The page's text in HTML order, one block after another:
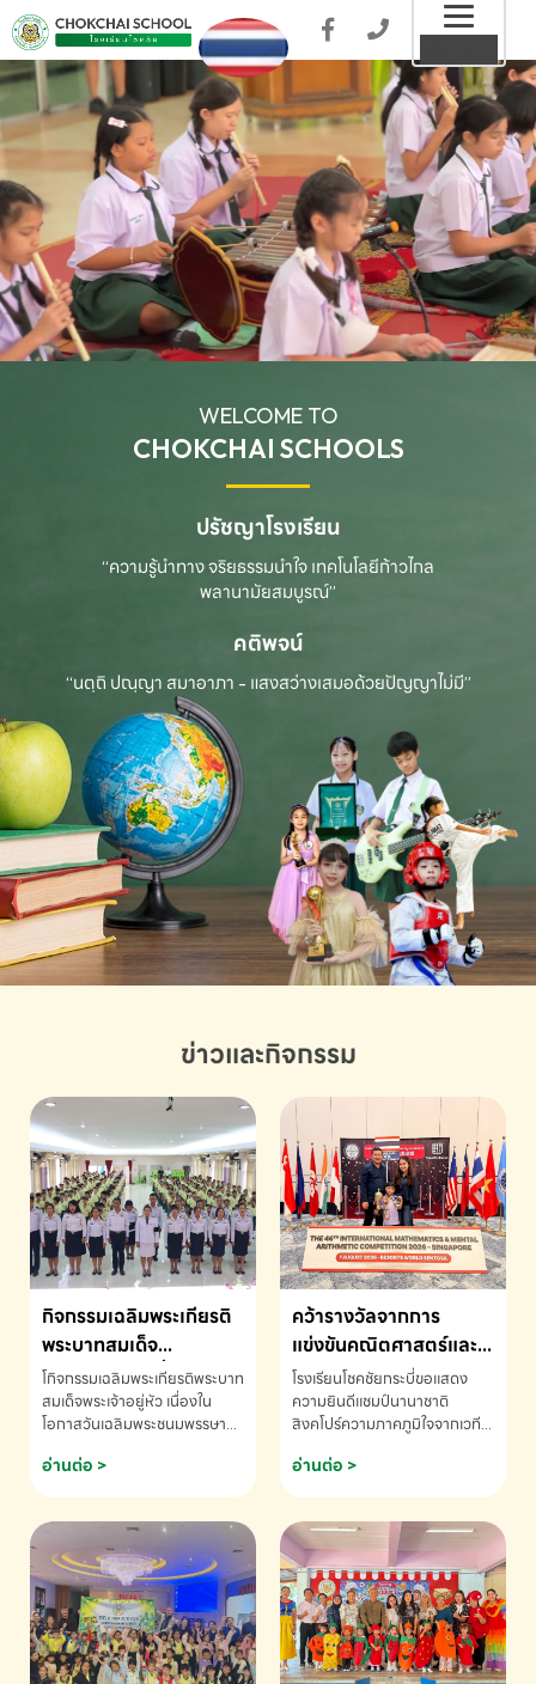
WELCOME TO
CHOKCHAI SCHOOLS
ปรัชญาโรงเรียน
“ความรู้นำทาง จริยธรรมนำใจ เทคโนโลยีก้าวไกล
พลานามัยสมบูรณ์”
คติพจน์
“นตฺถิ ปณฺญา สมาอาภา - แสงสว่างเสมอด้วยปัญญาไม่มี”
ข่าวและกิจกรรม
กิจกรรมเฉลิมพระเกียรติ
พระบาทสมเด็จ
พระเจ้าอยู่หัว เนื่องใน
โอกาสวันเฉลิม
พระชนมพรรษา
โกิจกรรมเฉลิมพระเกียรติพระบาท
สมเด็จพระเจ้าอยู่หัว เนื่องใน
โอกาสวันเฉลิมพระชนมพรรษา
ข้อมูลเพิ่มเติม โทร. 075-691910
อ่านต่อ >
คว้ารางวัลจากการ
แข่งขันคณิตศาสตร์และ
คณิตคิดเร็วนานาชาติ
ครั้งที่ 46 ประจำปี 2569
ณ ประเทศสิงคโปร์
โรงเรียนโชคชัยกระบี่ขอแสดง
ความยินดีแชมป์นานาชาติ
สิงคโปร์ความภาคภูมิใจจากเวที
ด.ช.พัทธนันท์ พรหมพันธ์ ชั้น
อนุบาล EP K3 โรงเรียนโชคชัย
แข่งขันคณิตศาสตร์และคณิตคิด
เร็วนานาชาติ ครั้งที่ 46 ประจำปี
2569 ณ ประเทศสิงคโปร์
INTERNATIONAL
MATHEMATICS AND
MENTAL ARITHMETIC
COMPETITION 2026 - ถ้วย
อ่านต่อ >